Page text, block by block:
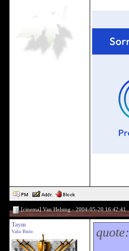
[cinema] Van Helsing - 2004-05-20 16:42:41
Taym
Vala Buio quote: